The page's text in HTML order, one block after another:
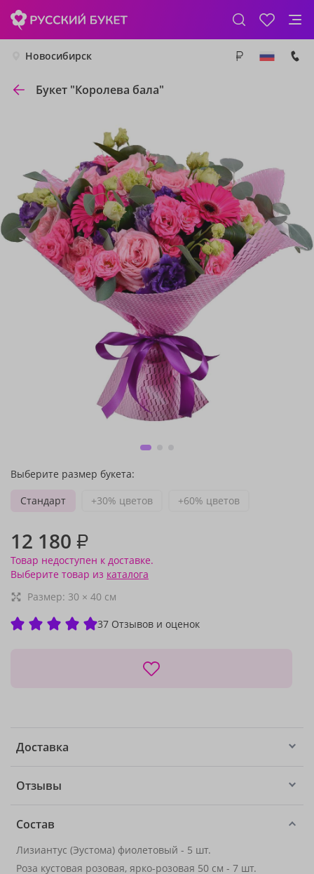
Новосибирск
Букет "Королева бала"
Выберите размер букета:
Стандарт
+30% цветов +60% цветов
12 180 ₽
Товар недоступен к доставке.
Выберите товар из каталога
Размер: 30 × 40 см
37 Отзывов и оценок
Доставка
Отзывы
Состав
Лизиантус (Эустома) фиолетовый - 5 шт.
Роза кустовая розовая, ярко-розовая 50 см - 7 шт.